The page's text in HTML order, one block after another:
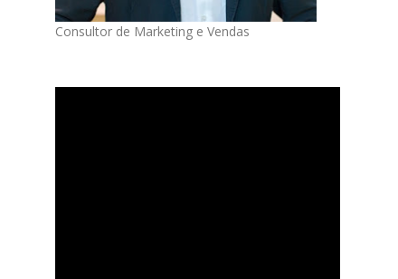
Consultor de Marketing e Vendas